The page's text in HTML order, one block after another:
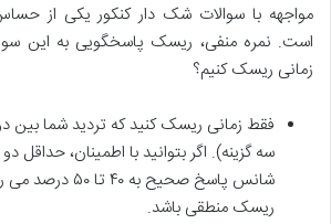
مواجهه با سوالات شک دار کنکوریکی از
است. نمره منفی، ریسک پاسخگویی به این
زمانی ریسک کنیم؟
فقط زمانی ریسک کنید که تردید شما بین
سه گزینه). اگر بتوانید با اطمینان، حداقل
شانس پاسخ صحیح به ۴۰ تا ۵۰ درصد می رسد که می تواند یک
ریسک منطقی باشد.